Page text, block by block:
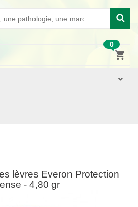
0
lèvres Everon Protection
- 4,80 gr